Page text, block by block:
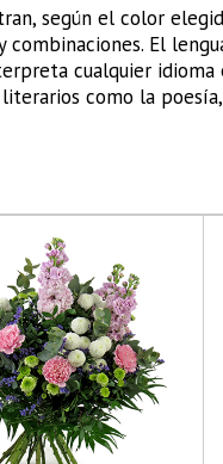
según el color
El
cualquier idioma
como la